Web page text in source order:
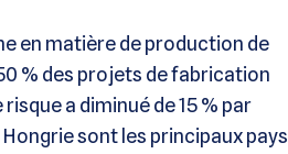
en matière de production de
% des projets de fabrication
a diminué de 15 % par
sont les principaux pays